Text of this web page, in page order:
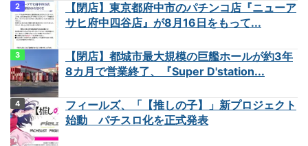
【閉店】東京都府中市のパチンコ店『ニューア
サヒ府中四谷店』が8月16日をもって...
【閉店】都城市最大規模の巨艦ホールが約3年
8カ月で営業終了、『Super D'station...
フィールズ、「【推しの子】」新プロジェクト
始動 パチスロ化を正式発表